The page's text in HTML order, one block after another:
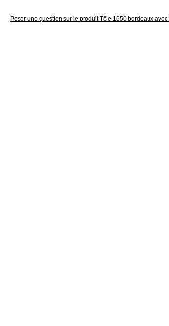
Poser une question sur le produit Tôle 1650 bordeaux avec